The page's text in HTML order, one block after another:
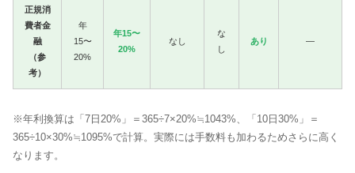
正規消
費者金
融
（参
考）
年
15〜
20%
年15〜
20%
なし
な
し
あり —
※年利換算は「7日20%」＝365÷7×20%≒1043%、「10日30%」＝
365÷10×30%≒1095%で計算。実際には手数料も加わるためさらに高く
なります。